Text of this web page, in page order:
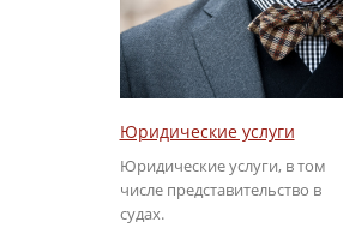
Юридические услуги
Юридические услуги, в том
числе представительство в
судах.